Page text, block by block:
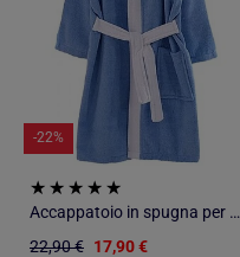
-22%
Accappatoio in spugna per bambini
22,90 € 17,90 €